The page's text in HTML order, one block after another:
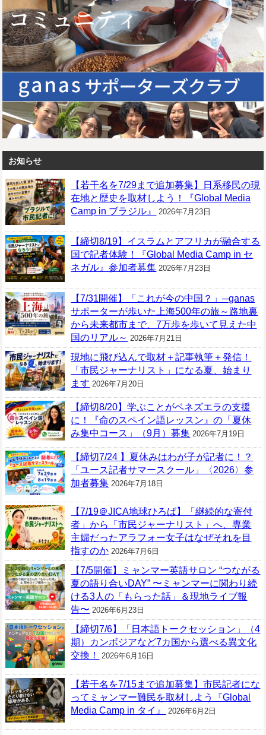
お知らせ
【若干名を7/29まで追加募集】日系移民の現
在地と歴史を取材しよう！『Global Media
Camp in ブラジル』
2026年7月23日
【締切8/19】イスラムとアフリカが融合する
国で記者体験！『Global Media Camp in セ
ネガル』参加者募集 2026年7月23日
【7/31開催】「これが今の中国？」─ganas
サポーターが歩いた上海500年の旅～路地裏
から未来都市まで、7万歩を歩いて見えた中
国のリアル～ 2026年7月21日
現地に飛び込んで取材＋記事執筆＋発信！
「市民ジャーナリスト」になる夏、始まり
ます 2026年7月20日
【締切8/20】学ぶことがベネズエラの支援
に！『命のスペイン語レッスン』の「夏休
み集中コース」（9月）募集 2026年7月19日
【締切7/24 】夏休みはわが子が記者に！？
「ユース記者サマースクール」〈2026〉参
加者募集 2026年7月18日
【7/19＠JICA地球ひろば】「継続的な寄付
者」から「市民ジャーナリスト」へ、専業
主婦だったアラフォー女子はなぜそれを目
指すのか 2026年7月6日
【7/5開催】ミャンマー英語サロン “つながる
夏の語り合いDAY” 〜ミャンマーに関わり続
ける3人の「もらった話」＆現地ライブ報
告〜 2026年6月23日
【締切7/6】「日本語トークセッション」（4
期）カンボジアなど7カ国から選べる異文化
交換！
2026年6月16日
【若干名を7/15まで追加募集】市民記者にな
ってミャンマー難民を取材しよう『Global
Media Camp in タイ』
2026年6月2日